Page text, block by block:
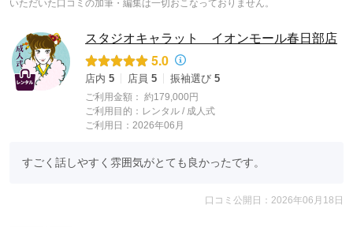
いただいた口コミの加筆・編集は一切おこなっておりません。
スタジオキャラット イオンモール春日部店
5.0
店内 5 店員 5 振袖選び 5
ご利用金額： 約179,000円
ご利用目的： レンタル / 成人式
ご利用日：2026年06月
すごく話しやすく雰囲気がとても良かったです。
口コミ公開日：2026年06月18日